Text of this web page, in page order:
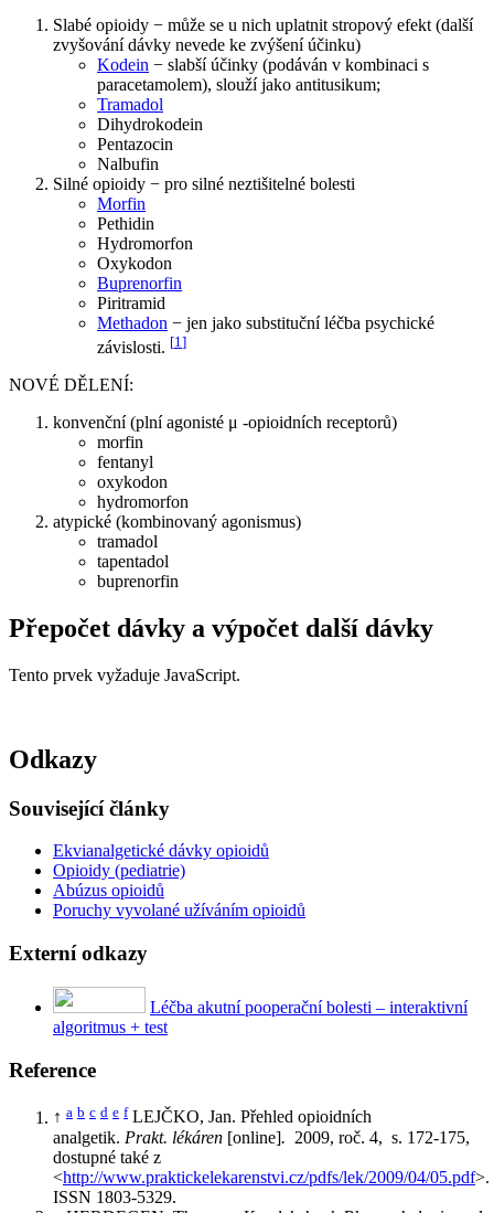
Slabé opioidy − může se u nich uplatnit stropový efekt (další
zvyšování dávky nevede ke zvýšení účinku)
Kodein − slabší účinky (podáván v kombinaci s
paracetamolem), slouží jako antitusikum;
Tramadol
Dihydrokodein
Pentazocin
Nalbufin
Silné opioidy − pro silné neztišitelné bolesti
Morfin
Pethidin
Hydromorfon
Oxykodon
Buprenorfin
Piritramid
Methadon − jen jako substituční léčba psychické
závislosti. [1 ]
NOVÉ DĚLENÍ:
konvenční (plní agonisté μ -opioidních receptorů)
morfin
fentanyl
oxykodon
hydromorfon
atypické (kombinovaný agonismus)
tramadol
tapentadol
buprenorfin
Přepočet dávky a výpočet další dávky
Tento prvek vyžaduje JavaScript.
Odkazy
Související články
Ekvianalgetické dávky opioidů
Opioidy (pediatrie)
Abúzus opioidů
Poruchy vyvolané užíváním opioidů
Externí odkazy
Léčba akutní pooperační bolesti – interaktivní
algoritmus + test
Reference
↑ a b c d e f LEJČKO, Jan. Přehled opioidních
analgetik. Prakt. lékáren [online]. 2009, roč. 4, s. 172-175,
dostupné také z
<http://www.praktickelekarenstvi.cz/pdfs/lek/2009/04/05.pdf
ISSN 1803-5329.